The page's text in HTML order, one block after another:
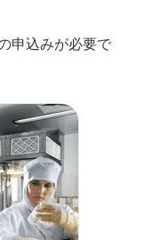
申込みが必要で